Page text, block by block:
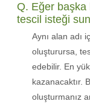
Q. Eğer başka
tescil isteği
Aynı alan adı
oluşturursa,
edebilir. En
kazanacaktır.
oluşturmanız